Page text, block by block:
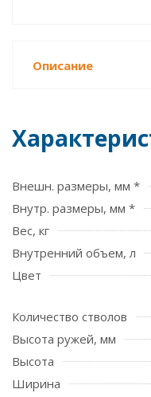
Описание
Внешн. размеры, мм *
Внутр. размеры, мм *
Вес, кг
Внутренний объем, л
Цвет
Количество стволов
Высота ружей, мм
Высота
Ширина